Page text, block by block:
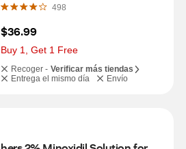
498
$36.99
Buy 1, Get 1 Free
Recoger - Verificar más tiendas
Entrega el mismo día
Envío